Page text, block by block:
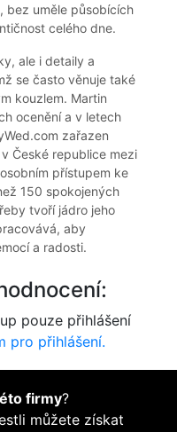
bez uměle působících
celého dne.
ale i detaily a
se často věnuje také
kouzlem. Martin
ocenění a v letech
zařazen
České republice mezi
přístupem ke
150 spokojených
tvoří jádro jeho
aby
a radosti.
pouze přihlášení
pro přihlášení.
firmy?
můžete získat